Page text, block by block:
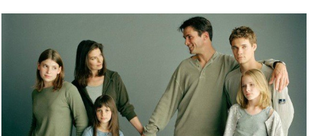
familias-ensambladas.jpg